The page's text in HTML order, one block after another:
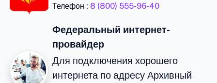
Телефон : 8 (800) 555-96-40
Федеральный интернет-
провайдер
Для подключения хорошего
интернета по адресу Архивный